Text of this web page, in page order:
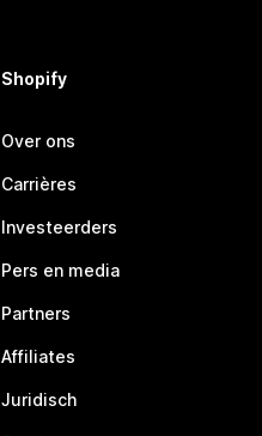
Shopify
Over ons
Carrières
Investeerders
Pers en media
Partners
Affiliates
Juridisch